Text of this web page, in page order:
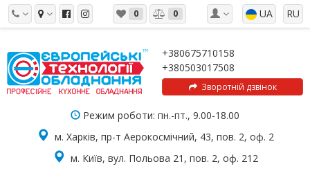
RU
UA
0 0
+380675710158
+380503017508
Зворотній дзвінок
Режим роботи: пн.-пт., 9.00-18.00
м. Харків, пр-т Аерокосмічний, 43, пов. 2, оф. 2
м. Київ, вул. Польова 21, пов. 2, оф. 212